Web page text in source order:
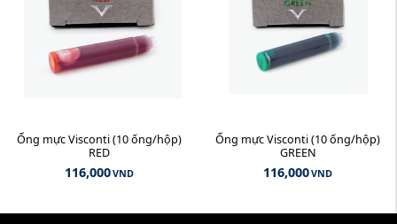
Ống mực Visconti (10 ống/hộp)
RED
116,000VND
Ống mực Visconti (10 ống/hộp)
GREEN
116,000VND